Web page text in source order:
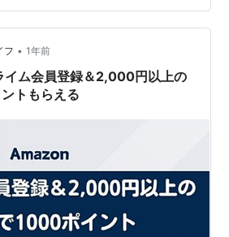
上お買い物をする 3.本キャンペーン
と表示される（反映までに数日か
フ • 1年前
イム会員登録＆2,000円以上の
トもらえる